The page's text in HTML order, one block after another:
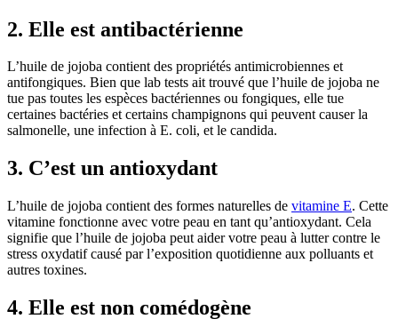
2. Elle est antibactérienne
L’huile de jojoba contient des propriétés antimicrobiennes et
antifongiques. Bien que lab tests ait trouvé que l’huile de jojoba ne
tue pas toutes les espèces bactériennes ou fongiques, elle tue
certaines bactéries et certains champignons qui peuvent causer la
salmonelle, une infection à E. coli, et le candida.
3. C’est un antioxydant
L’huile de jojoba contient des formes naturelles de vitamine E. Cette
vitamine fonctionne avec votre peau en tant qu’antioxydant. Cela
signifie que l’huile de jojoba peut aider votre peau à lutter contre le
stress oxydatif causé par l’exposition quotidienne aux polluants et
autres toxines.
4. Elle est non comédogène